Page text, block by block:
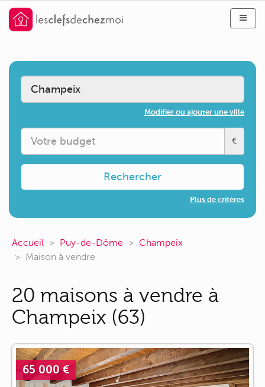
Modifier ou ajouter une ville
€
Rechercher
Plus de critères
Accueil Puy-de-Dôme
Champeix
Maison à vendre
20 maisons à vendre à
Champeix (63)
65 000 €